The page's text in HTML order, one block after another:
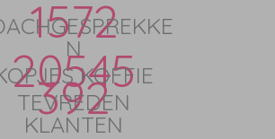
1572
N
20545
KOFFIE
392
TEVREDEN
KLANTEN